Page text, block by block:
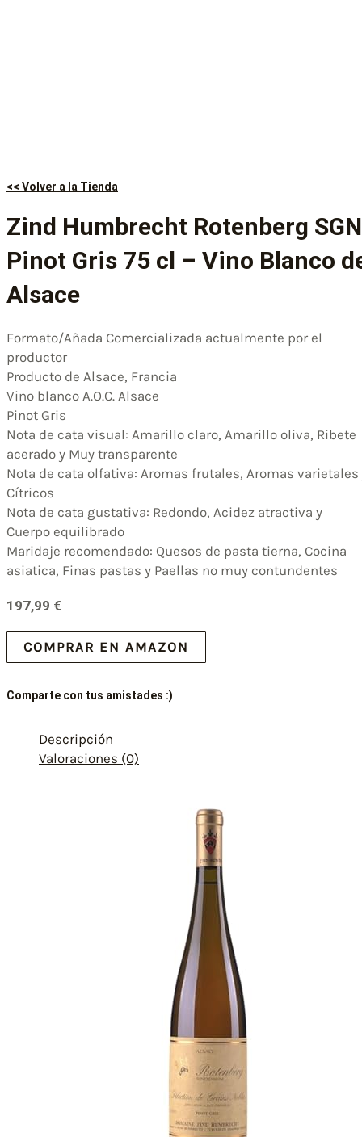
<< Volver a la Tienda
Zind Humbrecht Rotenberg SGN
Pinot Gris 75 cl – Vino Blanco
Alsace
Formato/Añada Comercializada actualmente por el
productor
Producto de Alsace, Francia
Vino blanco A.O.C. Alsace
Pinot Gris
Nota de cata visual: Amarillo claro, Amarillo oliva, Ribete
acerado y Muy transparente
Nota de cata olfativa: Aromas frutales, Aromas varietales
Cítricos
Nota de cata gustativa: Redondo, Acidez atractiva y
Cuerpo equilibrado
Maridaje recomendado: Quesos de pasta tierna, Cocina
asiatica, Finas pastas y Paellas no muy contundentes
197,99 €
COMPRAR EN AMAZON
Comparte con tus amistades :)
Descripción
Valoraciones (0)